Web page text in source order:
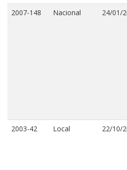
2007-148 Nacional 24/01/
2003-42 Local 22/10/